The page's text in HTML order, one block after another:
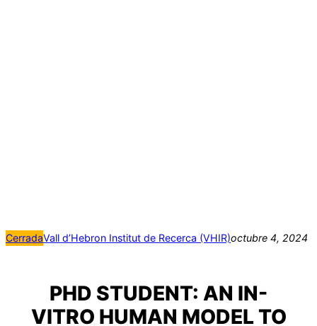
CerradaVall d’Hebron Institut de Recerca (VHIR)octubre 4, 2024
PHD STUDENT: AN IN-
VITRO HUMAN MODEL TO